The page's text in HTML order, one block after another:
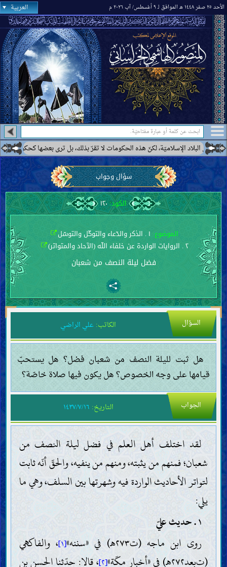
الأحد ٢٥ صفر ١٤٤٨ هـ الموافق لـ ٩ أغسطس/ آب ٢٠٢٦ م العربية
بذلك، بل ترى بعضها كحكومة إيران أنّها ممهّدة لظهور الإمام المهديّ عليه
سؤال وجواب
الكود:١٢٠
الموضوع: ١ . الذكر والدّعاء والتوكّل والتوسّل
٢ . الروايات الواردة عن خلفاء اللّه (الآحاد والمتواتر)
فضل ليلة النصف من شعبان
السؤال الكاتب: علي الراضي
هل ثبت لليلة النصف من شعبان فضل؟ هل يستحبّ
قيامها على وجه الخصوص؟ هل يكون فيها صلاة خاصّة؟
الجواب التاريخ: ١٤٣٧/٧/١٦
لقد اختلف أهل العلم في فضل ليلة النصف من
شعبان؛ فمنهم من يثبته، ومنهم من ينفيه، والحقّ أنّه ثابت
لتواتر الأحاديث الواردة فيه وشهرتها بين السلف، وهي ما
يلي:
١ . حديث عليّ
روى ابن ماجه (ت٢٧٣هـ) في «سننه»
[١] ، والفاكهي
(ت‌بعد٢٧٢هـ) في «أخبار مكّة»
[٢] ، قالا: حدّثنا الحسن بن